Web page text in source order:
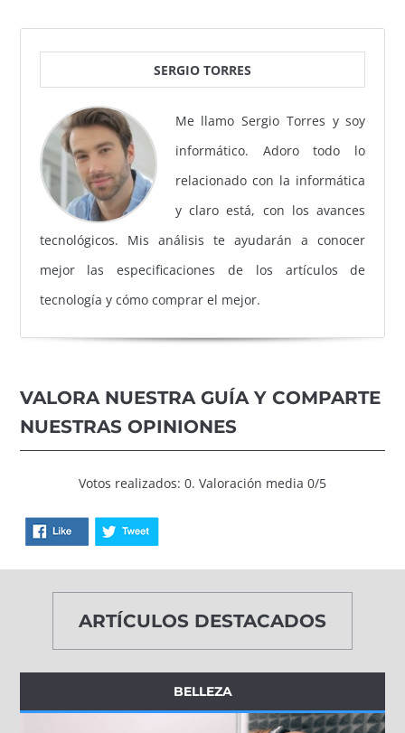
SERGIO TORRES
Me llamo Sergio Torres y soy
informático. Adoro todo lo
relacionado con la informática
y claro está, con los avances
tecnológicos. Mis análisis te ayudarán a conocer
mejor las especificaciones de los artículos de
tecnología y cómo comprar el mejor.
VALORA NUESTRA GUÍA Y COMPARTE
NUESTRAS OPINIONES
Votos realizados: 0. Valoración media 0/5
ARTÍCULOS DESTACADOS
BELLEZA